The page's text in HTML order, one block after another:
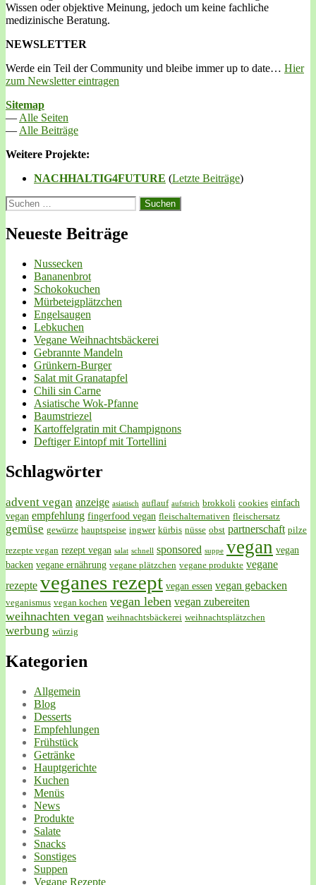
Wissen oder objektive Meinung, jedoch um keine fachliche
medizinische Beratung.
NEWSLETTER
Werde ein Teil der Community und bleibe immer up to date… Hier
zum Newsletter eintragen
Sitemap
— Alle Seiten
— Alle Beiträge
Weitere Projekte:
NACHHALTIG4FUTURE (Letzte Beiträge)
Suchen
nach:
Neueste Beiträge
Nussecken
Bananenbrot
Schokokuchen
Mürbeteigplätzchen
Engelsaugen
Lebkuchen
Vegane Weihnachtsbäckerei
Gebrannte Mandeln
Grünkern-Burger
Salat mit Granatapfel
Chili sin Carne
Asiatische Wok-Pfanne
Baumstriezel
Kartoffelgratin mit Champignons
Deftiger Eintopf mit Tortellini
Schlagwörter
advent vegan anzeige asiatisch auflauf aufstrich brokkoli cookies einfach
vegan empfehlung fingerfood vegan fleischalternativen fleischersatz
gemüse gewürze hauptspeise ingwer kürbis nüsse obst partnerschaft pilze
rezepte vegan rezept vegan salat schnell sponsored suppe vegan vegan
backen vegane ernährung vegane plätzchen vegane produkte vegane
rezepte veganes rezept vegan essen vegan gebacken
veganismus vegan kochen vegan leben vegan zubereiten
weihnachten vegan weihnachtsbäckerei weihnachtsplätzchen
werbung würzig
Kategorien
Allgemein
Blog
Desserts
Empfehlungen
Frühstück
Getränke
Hauptgerichte
Kuchen
Menüs
News
Produkte
Salate
Snacks
Sonstiges
Suppen
Vegane Rezepte